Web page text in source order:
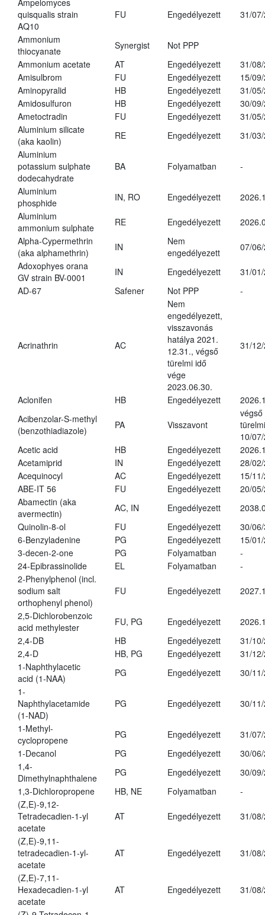
Ampelomyces
quisqualis strain
AQ10
FU Engedélyezett 31/
Ammonium
thiocyanate
Synergist
Not PPP
Ammonium acetate
AT Engedélyezett
31/
Amisulbrom
FU Engedélyezett
15/
Aminopyralid
HB Engedélyezett
31/
Amidosulfuron
HB Engedélyezett
30/
Ametoctradin
FU Engedélyezett
31/
Aluminium silicate
(aka kaolin)
RE Engedélyezett
31/
Aluminium
potassium sulphate
dodecahydrate
BA Folyamatban -
Aluminium
phosphide
IN, RO Engedélyezett
Aluminium
ammonium sulphate
RE Engedélyezett
Alpha-Cypermethrin
(aka alphamethrin)
IN
Nem
engedélyezett
07/
Adoxophyes orana
GV strain BV-0001
IN Engedélyezett
31/
AD-67
Safener Not PPP -
Acrinathrin AC
Nem
engedélyezett,
visszavonás
hatálya 2021.
12.31., végső
türelmi idő
vége
2023.06.30.
31/
Aclonifen HB Engedélyezett
Acibenzolar-S-methyl
(benzothiadiazole)
PA Visszavont
végső
10/
Acetic acid
HB Engedélyezett
Acetamiprid
IN Engedélyezett
28/
Acequinocyl
AC Engedélyezett
15/
ABE-IT 56
FU Engedélyezett
20/
Abamectin (aka
avermectin)
AC, IN Engedélyezett
Quinolin-8-ol
FU Engedélyezett
30/
6-Benzyladenine
PG Engedélyezett
15/
3-decen-2-one
PG Folyamatban
-
24-Epibrassinolide
EL Folyamatban
-
2-Phenylphenol (incl.
sodium salt
orthophenyl phenol)
FU Engedélyezett
2,5-Dichlorobenzoic
acid methylester
FU, PG Engedélyezett
2,4-DB
HB Engedélyezett
31/
2,4-D
HB, PG Engedélyezett
31/
1-Naphthylacetic
acid (1-NAA)
PG Engedélyezett
30/
1-
Naphthylacetamide
(1-NAD)
PG Engedélyezett 30/
1-Methyl-
cyclopropene
PG Engedélyezett
31/
1-Decanol
PG Engedélyezett
30/
1,4-
Dimethylnaphthalene
PG Engedélyezett
30/
1,3-Dichloropropene
HB, NE Folyamatban
-
(Z,E)-9,12-
Tetradecadien-1-yl
acetate
AT Engedélyezett 31/
(Z,E)-9,11-
tetradecadien-1-yl-
acetate
AT Engedélyezett 31/
(Z,E)-7,11-
Hexadecadien-1-yl
acetate
AT Engedélyezett 31/